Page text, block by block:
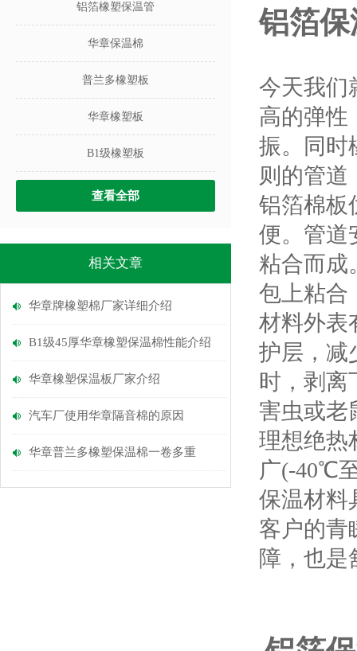
铝箔橡塑保温管
华章保温棉
普兰多橡塑板
华章橡塑板
B1级橡塑板
查看全部
相关文章
华章牌橡塑棉厂家详细介绍
B1级45厚华章橡塑保温棉性能介绍
华章橡塑保温板厂家介绍
汽车厂使用华章隔音棉的原因
华章普兰多橡塑保温棉一卷多重
铝箔
今天我们
高的弹性
振。同时
则的管道
铝箔棉板
便。管道
粘合而成
包上粘合
材料外表
护层，减
时，剥离
害虫或老
理想绝热
广(-40℃
保温材料
客户的青
障，也是